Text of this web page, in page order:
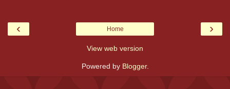
‹ ›
Home
View web version
Powered by Blogger.